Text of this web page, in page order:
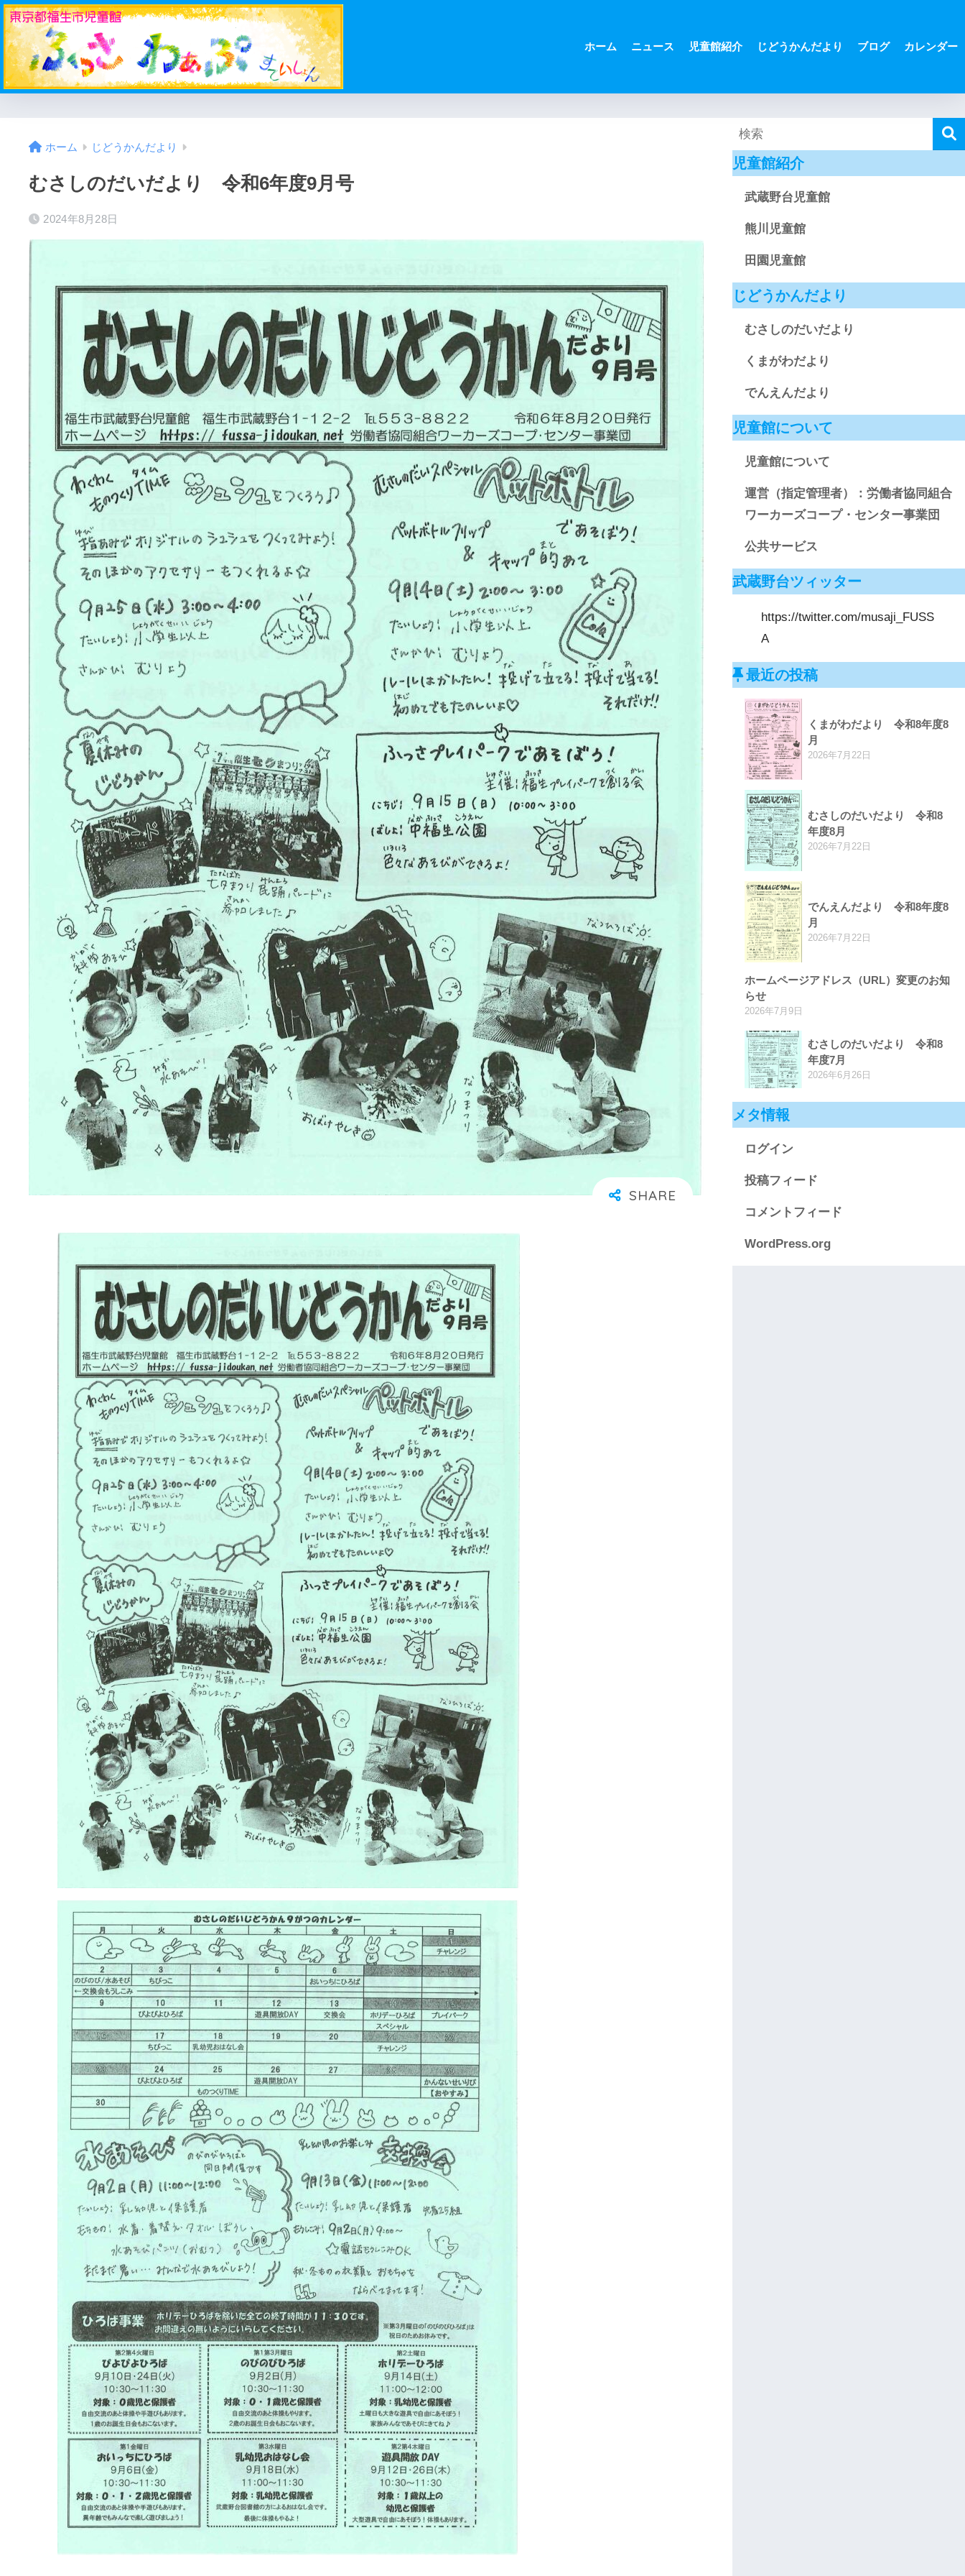
ホーム ニュース 児童館紹介 じどうかんだより ブログ カレンダー
ホーム じどうかんだより
むさしのだいだより 令和6年度9月号
2024年8月28日
児童館紹介
武蔵野台児童館
熊川児童館
田園児童館
じどうかんだより
むさしのだいだより
くまがわだより
でんえんだより
児童館について
児童館について
運営（指定管理者）：労働者協同組合
ワーカーズコープ・センター事業団
公共サービス
武蔵野台ツィッター
https://twitter.com/musaji_FUSS
A
最近の投稿
くまがわだより 令和8年度8
月
2026年7月22日
むさしのだいだより 令和8
年度8月
2026年7月22日
でんえんだより 令和8年度8
月
2026年7月22日
ホームページアドレス（URL）変更のお知
らせ
2026年7月9日
むさしのだいだより 令和8
年度7月
2026年6月26日
メタ情報
ログイン
投稿フィード
コメントフィード
WordPress.org